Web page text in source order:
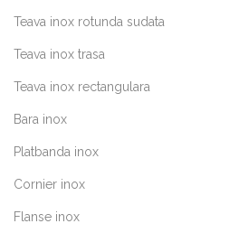
Teava inox rotunda sudata
Teava inox trasa
Teava inox rectangulara
Bara inox
Platbanda inox
Cornier inox
Flanse inox